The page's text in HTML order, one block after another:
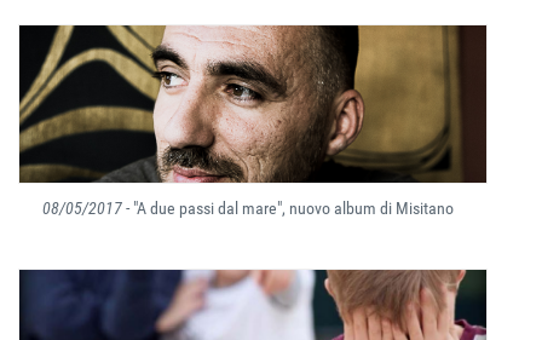
08/05/2017- "A due passi dal mare", nuovo album di Misitano